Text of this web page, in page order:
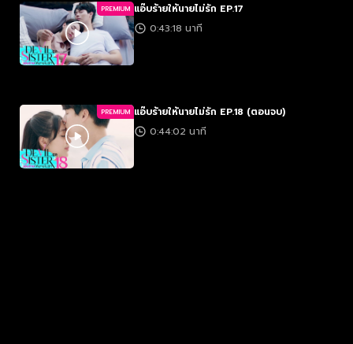
PREMIUM แอ๊บร้ายให้นายไม่รัก EP.17
0:43:18 นาที
PREMIUM แอ๊บร้ายให้นายไม่รัก EP.18 (ตอนจบ)
0:44:02 นาที